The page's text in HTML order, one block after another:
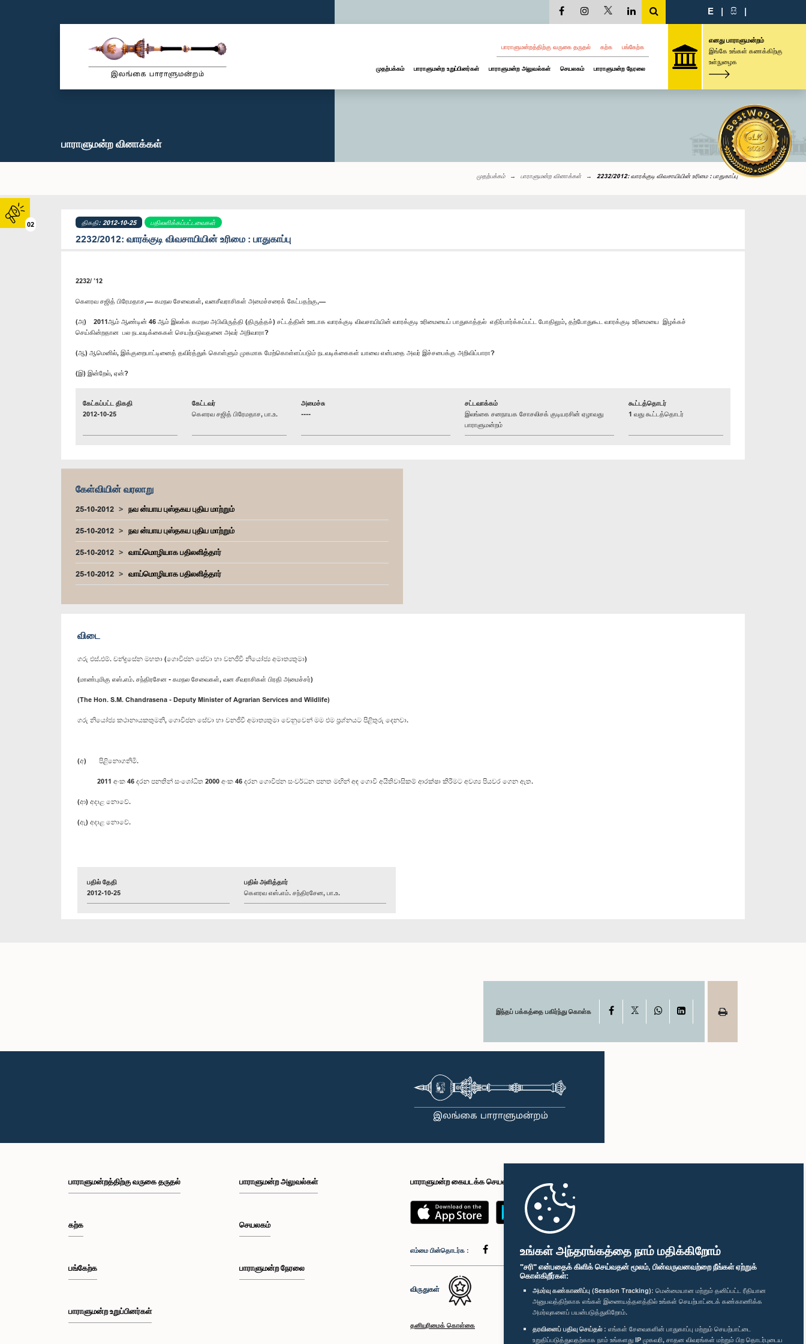
உங்கள் அந்தரங்கத்தை நாம் மதிக்கிறோம்
"சரி" என்பதைக் கிளிக் செய்வதன் மூலம், பின்வருவனவற்றை நீங்கள் ஏற்றுக்
கொள்கிறீர்கள்:
அமர்வு கண்காணிப்பு (Session Tracking): மென்மையான மற்றும் தனிப்பட்ட ரீதியான
அனுபவத்திற்காக எங்கள் இணையத்தளத்தில் உங்கள் செயற்பாட்டைக் கண்காணிக்க
அமர்வுகளைப் பயன்படுத்துகிறோம்.
தரவினைப் பதிவு செய்தல் : எங்கள் சேவைகளின் பாதுகாப்பு மற்றும் செயற்பாட்டை
உறுதிப்படுத்துவதற்காக நாம் உங்களது IP முகவரி, சாதன விவரங்கள் மற்றும் பிற தொடர்புடைய
02
E | සි |
பாராளுமன்றத்திற்கு வருகை தருதல் கற்க பங்கேற்க
முதற்பக்கம் பாராளுமன்ற உறுப்பினர்கள் பாராளுமன்ற அலுவல்கள் செயலகம் பாராளுமன்ற நேரலை
எனது பாராளுமன்றம்
இங்கே உங்கள் கணக்கிற்கு
உள்நுழைக
பாராளுமன்ற வினாக்கள்
முதற்பக்கம் பாராளுமன்ற வினாக்கள் 2232/2012: வாரக்குடி விவசாயியின் உரிமை : பாதுகாப்பு
திகதி: 2012-10-25 பதிலளிக்கப்பட்டவைகள்
2232/2012: வாரக்குடி விவசாயியின் உரிமை : பாதுகாப்பு
2232/ ’12
கெளரவ சஜித் பிரேமதாச,— கமநல சேவைகள், வனசீவராசிகள் அமைச்சரைக் கேட்பதற்கு,—
(அ) 2011ஆம் ஆண்டின் 46 ஆம் இலக்க கமநல அபிவிருத்தி (திருத்தச்) சட்டத்தின் ஊடாக வாரக்குடி விவசாயியின் வாரக்குடி உரிமையைப் பாதுகாத்தல் எதிர்பார்க்கப்பட்ட போதிலும், தற்போதுகூட வாரக்குடி உரிமையை இழக்கச்
செய்கின்றதான பல நடவடிக்கைகள் செயற்படுவதனை அவர் அறிவாரா?
(ஆ) ஆமெனில், இக்குறைபாட்டினைத் தவிர்த்துக் கொள்ளும் முகமாக மேற்கொள்ளப்படும் நடவடிக்கைகள் யாவை என்பதை அவர் இச்சபைக்கு அறிவிப்பாரா?
(இ) இன்றேல், ஏன்?
கேட்கப்பட்ட திகதி
2012-10-25
கேட்டவர்
கௌரவ சஜித் பிரேமதாச, பா.உ.
அமைச்சு
----
சட்டவாக்கம்
இலங்கை சனநாயக சோசலிசக் குடியரசின் ஏழாவது
பாராளுமன்றம்
கூட்டத்தொடர்
1 வது கூட்டத்தொடர்
கேள்வியின் வரலாறு
25-10-2012
நவ ன்யாய புஸ்தகய புதிய மாற்றும்
25-10-2012
நவ ன்யாய புஸ்தகய புதிய மாற்றும்
25-10-2012
வாய்மொழியாக பதிலளித்தார்
25-10-2012
வாய்மொழியாக பதிலளித்தார்
விடை
ගරු එස්.එම්. චන්ද්‍රසේන මහතා (ගොවිජන සේවා හා වනජීවී නියෝජ්‍ය අමාත්‍යතුමා)
(மாண்புமிகு எஸ்.எம். சந்திரசேன - கமநல சேவைகள், வன சீவராசிகள் பிரதி அமைச்சர்)
(The Hon. S.M. Chandrasena - Deputy Minister of Agrarian Services and Wildlife)
ගරු නියෝජ්‍ය කථානායකතුමනි, ගොවිජන සේවා හා වනජීවී අමාත්‍යතුමා වෙනුවෙන් මම එම ප්‍රශ්නයට පිළිතුරු දෙනවා.
(අ) පිළිනොගනිමි.
2011 අංක 46 දරන පනතින් සංශෝධිත 2000 අංක 46 දරන ගොවිජන සංවර්ධන පනත මඟින් අඳ ගොවි අයිතිවාසිකම් ආරක්ෂා කිරීමට අවශ්‍ය පියවර ගෙන ඇත.
(ආ) අදාළ නොවේ.
(ඇ) අදාළ නොවේ.
பதில் தேதி
2012-10-25
பதில் அளித்தார்
கௌரவ எஸ்.எம். சந்திரசேன, பா.உ.
இந்தப் பக்கத்தை பகிர்ந்து கொள்க Facebook WhatsAppLinkedIn
பாராளுமன்றத்திற்கு வருகை தருதல்
கற்க
பங்கேற்க
பாராளுமன்ற உறுப்பினர்கள்
பாராளுமன்ற அலுவல்கள்
செயலகம்
பாராளுமன்ற நேரலை
பாராளுமன்ற கையடக்க செயலி
எம்மை பின்தொடர்க :
விருதுகள்
தனியுரிமைக் கொள்கை